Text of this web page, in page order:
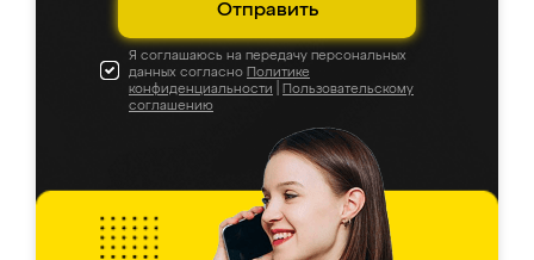
Отправить
Я соглашаюсь на передачу персональных
данных согласно Политике
конфиденциальности
Пользовательскому
соглашению